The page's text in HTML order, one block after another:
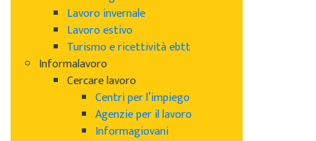
Lavoro invernale
Lavoro estivo
Turismo e ricettività ebtt
Informalavoro
Cercare lavoro
Centri per l’impiego
Agenzie per il lavoro
Informagiovani